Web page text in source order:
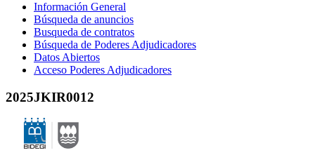
Información General
Búsqueda de anuncios
Busqueda de contratos
Búsqueda de Poderes Adjudicadores
Datos Abiertos
Acceso Poderes Adjudicadores
2025JKIR0012